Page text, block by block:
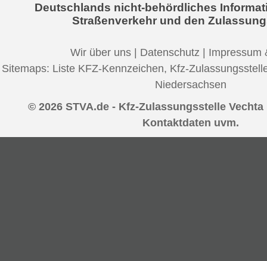
Deutschlands nicht-behördliches
Straßenverkehr und den
Wir über uns Datenschutz
Impressum
Sitemaps: Liste KFZ-Kennzeichen, Kfz-
Niedersachsen
© 2026 STVA.de - Kfz-Zulassungsstelle
Kontaktdaten uvm.